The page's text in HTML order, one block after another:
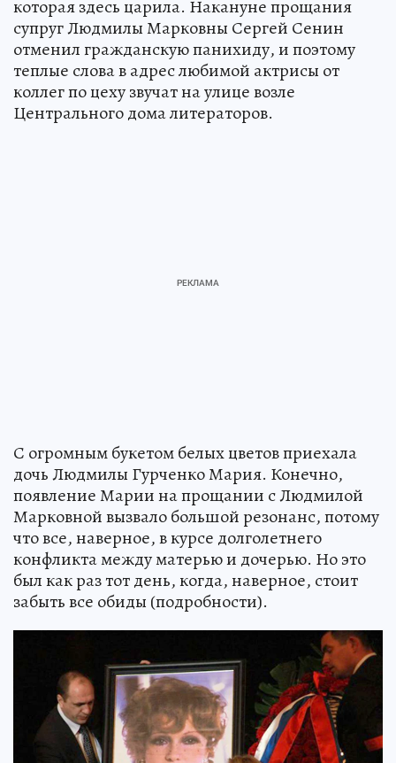
которая здесь царила. Накануне прощания
супруг Людмилы Марковны Сергей Сенин
отменил гражданскую панихиду, и поэтому
теплые слова в адрес любимой актрисы от
коллег по цеху звучат на улице возле
Центрального дома литераторов.
С огромным букетом белых цветов приехала
дочь Людмилы Гурченко Мария. Конечно,
появление Марии на прощании с Людмилой
Марковной вызвало большой резонанс, потому
что все, наверное, в курсе долголетнего
конфликта между матерью и дочерью. Но это
был как раз тот день, когда, наверное, стоит
забыть все обиды (подробности).